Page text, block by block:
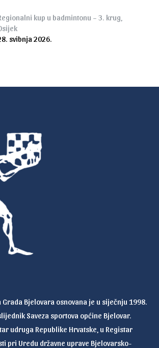
kup u badmintonu – 3. krug,
svibnja 2026.
Grada Bjelovara osnovana je u siječnju 1998.
Saveza sportova općine Bjelovar.
udruga Republike Hrvatske, u Registar
pri Uredu državne uprave Bjelovarsko-